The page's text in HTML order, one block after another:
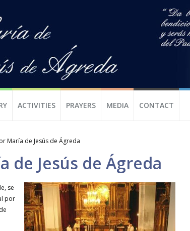
ACTIVITIES PRAYERS MEDIA CONTACT
María de Jesús de Ágreda
de Jesús de Ágreda
se
por